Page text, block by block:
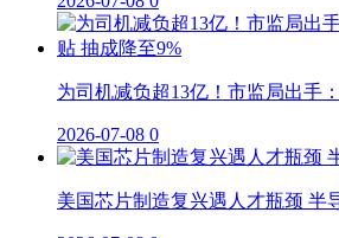
为司机减负超13亿！市监局出手
2026-07-08 0
美国芯片制造复兴遇人才瓶颈 半